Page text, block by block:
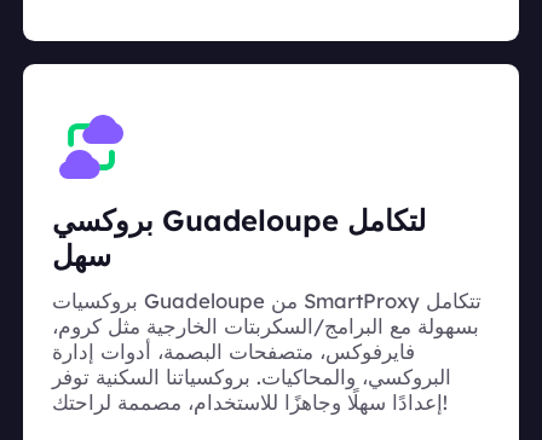
بروكسي Guadeloupe لتكامل
سهل
بروكسيات Guadeloupe من SmartProxy تتكامل
بسهولة مع البرامج/السكربتات الخارجية مثل كروم،
فايرفوكس، متصفحات البصمة، أدوات إدارة
البروكسي، والمحاكيات. بروكسياتنا السكنية توفر
إعدادًا سهلًا وجاهزًا للاستخدام، مصممة لراحتك!